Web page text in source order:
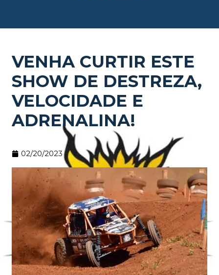
VENHA CURTIR ESTE
SHOW DE DESTREZA,
VELOCIDADE E
ADRENALINA!
02/20/2023